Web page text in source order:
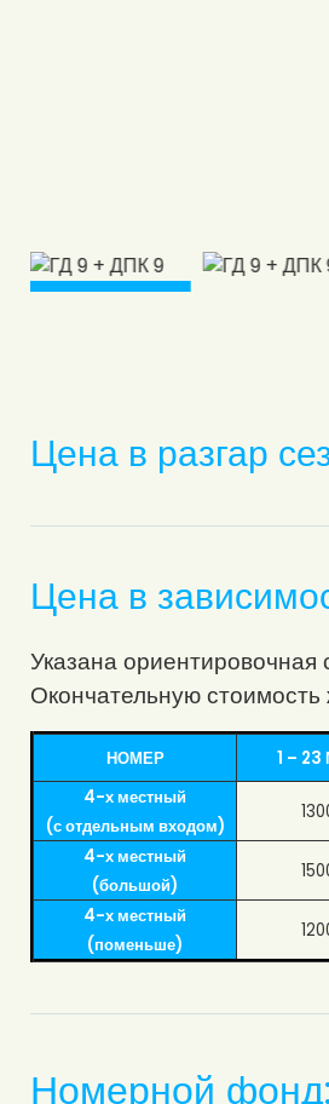
Цена в разгар
Цена в
Указана ориентировочная
Окончательную
НОМЕР 1 –
4-х местный
(с отдельным входом)
4-х местный
(большой)
4-х местный
(поменьше)
Номерной фонд: